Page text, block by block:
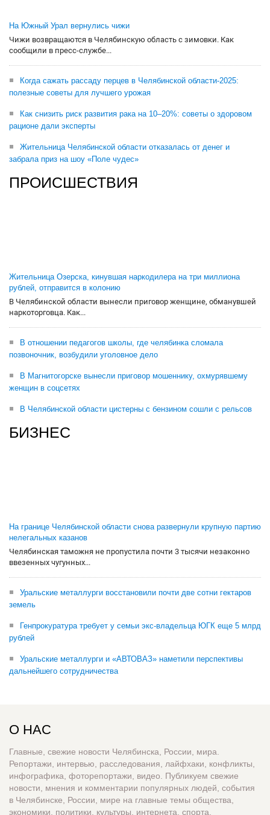
На Южный Урал вернулись чижи
Чижи возвращаются в Челябинскую область с зимовки. Как
сообщили в пресс-службе...
Когда сажать рассаду перцев в Челябинской области-2025:
полезные советы для лучшего урожая
Как снизить риск развития рака на 10–20%: советы о здоровом
рационе дали эксперты
Жительница Челябинской области отказалась от денег и
забрала приз на шоу «Поле чудес»
ПРОИСШЕСТВИЯ
Жительница Озерска, кинувшая наркодилера на три миллиона
рублей, отправится в колонию
В Челябинской области вынесли приговор женщине, обманувшей
наркоторговца. Как...
В отношении педагогов школы, где челябинка сломала
позвоночник, возбудили уголовное дело
В Магнитогорске вынесли приговор мошеннику, охмурявшему
женщин в соцсетях
В Челябинской области цистерны с бензином сошли с рельсов
БИЗНЕС
На границе Челябинской области снова развернули крупную партию
нелегальных казанов
Челябинская таможня не пропустила почти 3 тысячи незаконно
ввезенных чугунных...
Уральские металлурги восстановили почти две сотни гектаров
земель
Генпрокуратура требует у семьи экс-владельца ЮГК еще 5 млрд
рублей
Уральские металлурги и «АВТОВАЗ» наметили перспективы
дальнейшего сотрудничества
О НАС
Главные, свежие новости Челябинска, России, мира.
Репортажи, интервью, расследования, лайфхаки, конфликты,
инфографика, фоторепортажи, видео. Публикуем свежие
новости, мнения и комментарии популярных людей, события
в Челябинске, России, мире на главные темы общества,
экономики, политики, культуры, интернета, спорта,